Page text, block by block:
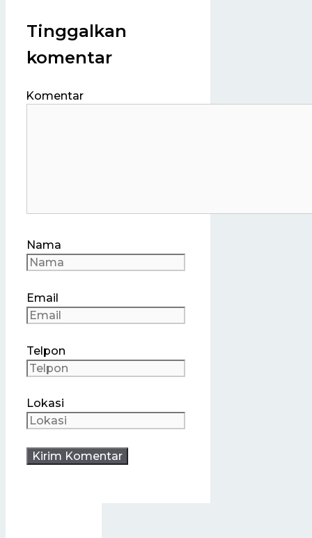
Tinggalkan
komentar
Komentar
Nama
Email
Telpon
Lokasi